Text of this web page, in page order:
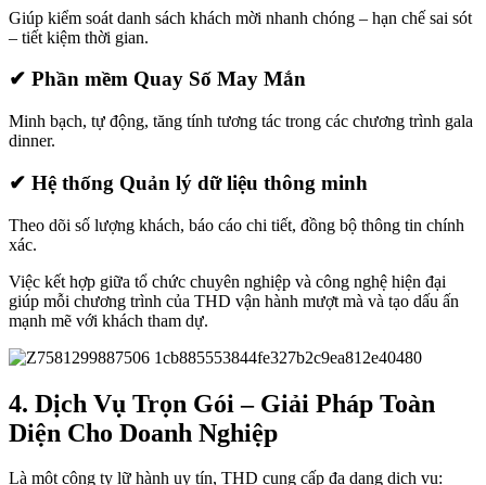
Giúp kiểm soát danh sách khách mời nhanh chóng – hạn chế sai sót
– tiết kiệm thời gian.
✔ Phần mềm Quay Số May Mắn
Minh bạch, tự động, tăng tính tương tác trong các chương trình gala
dinner.
✔ Hệ thống Quản lý dữ liệu thông minh
Theo dõi số lượng khách, báo cáo chi tiết, đồng bộ thông tin chính
xác.
Việc kết hợp giữa tổ chức chuyên nghiệp và công nghệ hiện đại
giúp mỗi chương trình của THD vận hành mượt mà và tạo dấu ấn
mạnh mẽ với khách tham dự.
4. Dịch Vụ Trọn Gói – Giải Pháp Toàn
Diện Cho Doanh Nghiệp
Là một công ty lữ hành uy tín, THD cung cấp đa dạng dịch vụ: